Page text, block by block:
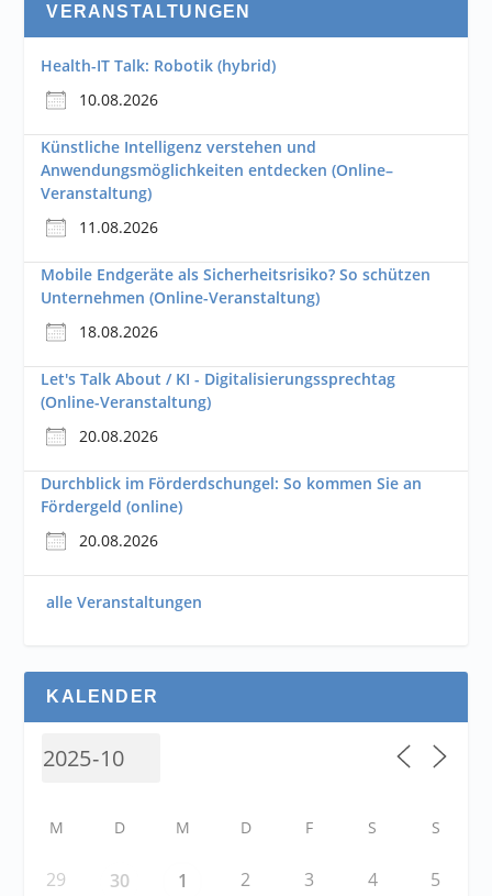
VERANSTALTUNGEN
Health-IT Talk: Robotik (hybrid)
10.08.2026
Künstliche Intelligenz verstehen und
Anwendungsmöglichkeiten entdecken (Online–
Veranstaltung)
11.08.2026
Mobile Endgeräte als Sicherheitsrisiko? So schützen
Unternehmen (Online-Veranstaltung)
18.08.2026
Let's Talk About / KI - Digitalisierungssprechtag
(Online-Veranstaltung)
20.08.2026
Durchblick im Förderdschungel: So kommen Sie an
Fördergeld (online)
20.08.2026
alle Veranstaltungen
KALENDER
M D M D F S S
29 30 1 2 3 4 5